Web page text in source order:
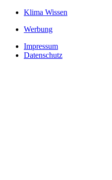
Klima Wissen
Werbung
Impressum
Datenschutz